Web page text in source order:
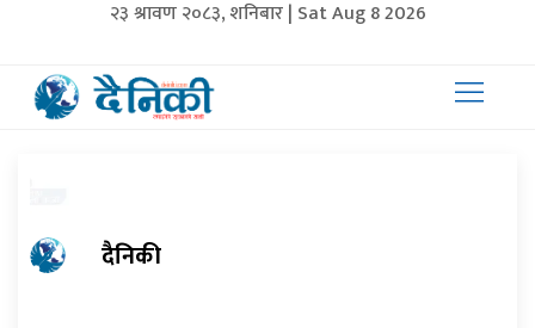
२३ श्रावण २०८३, शनिबार | Sat Aug 8 2026
दैनिकी